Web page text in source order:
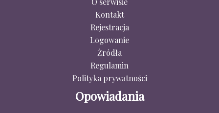
Kontakt
Rejestracja
Logowanie
Źródła
Regulamin
Polityka prywatności
Opowiadania